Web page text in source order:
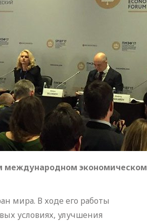
международном экономическом
мира. В ходе его работы
условиях, улучшения